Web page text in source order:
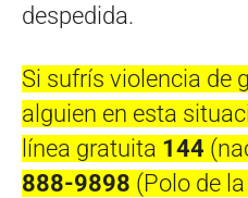
despedida.
Si sufrís violencia de
alguien en esta
línea gratuita 144
888-9898 (Polo de